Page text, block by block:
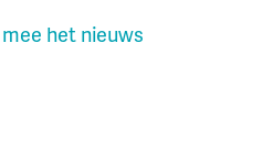
het nieuws